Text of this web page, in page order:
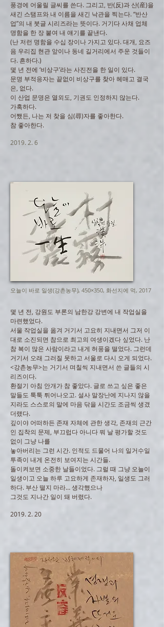
풍경에 어울릴 글씨를 쓴다. 그리고, 반(反)과 산(産)을
새긴 스탬프와 내 이름을 새긴 낙관을 찍는다. “반산
업”의 내 붓글 시리즈라는 뜻이다. 거기다 사채 업체
명함을 한 장 붙여 내 얘기를 끝낸다.
(난 저런 명함을 수십 장이나 가지고 있다. 대개, 요즈
음 우리집 현관 앞이나 동네 길거리에서 주운 것들이
다. 흔하다.)
몇 년 전에 ‘비상구’라는 사진전을 한 일이 있다.
문명 부적응자는 끝없이 비상구를 찾아 헤매고 결국
은, 없다.
이 산업 문명은 열외도, 기권도 인정하지 않는다.
가혹하다.
어쨌든, 나는 저 찾을 심(尋)자를 좋아한다.
참 좋아한다.
2019. 2. 6
오늘이 바로 일생(강촌농무), 450×350, 화선지에 먹, 2017
몇 년 전, 강원도 부론의 남한강 강변에 내 작업실을
마련했었다.
서울 작업실을 옮겨 거기서 고요히 지내면서 그저 이
대로 소진되면 참으로 최고의 여생이겠다 싶었다. 난
참 복이 많은 사람이라고 내게 허풍을 떨었다. 그런데
거기서 오래 그러질 못하고 서울로 다시 오게 되었다.
<강촌농무>는 거기서 며칠씩 지내면서 쓴 글들의 시
리즈이다.
환절기 아침 안개가 참 좋았다. 글로 쓰고 싶은 좋은
말들도 툭툭 튀어나오고. 설사 말장난에 지나지 않을
지라도 스스로의 말에 마음 닦을 시간도 조금씩 생겼
더랬다.
깊이야 어떠하든 존재 자체에 관한 생각, 존재의 근간
인 집착의 문제, 부끄럽다 아니다 뭐 날 평가할 것도
없이 그냥 나를
놓아버리는 그런 시간. 인적도 드물어 나의 일거수일
투족이 내게 온전히 보여지는 시간들.
돌이켜보면 소중한 날들이었다. 그럴 때 그냥 오늘이
일생이고 오늘 하루 고요하게 존재하자, 일생도 그러
하다. 부산 떨지 마라… 생각했으나
그것도 지나간 일이 돼 버렸다.
2019. 2. 20